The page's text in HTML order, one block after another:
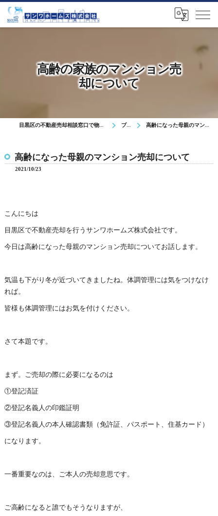
高齢の家族のマンション売
却について
目黒区の不動産売却相談窓口で物件査定や無料相談を対応 ブログ 高齢になった母親のマンション売却について
高齢になった母親のマンション売却について
2021/10/23
こんにちは
目黒区で不動産売却を行うサンワホームズ株式会社です。
今日は高齢になった母親のマンション売却についてお話します。
気温も下がり冬が近づいてきましたね。体調管理には気をつけなけ
れば。
皆様も体調管理にはお気を付けください。
さて本題です。
まず。ご売却の際に必要になるのは
①登記済証
②登記名義人の印鑑証明
③登記名義人の本人確認書類（免許証、パスポート、住基カード）
になります。
一番重要なのは、ご本人の売却意思です。
ご高齢になると誰でもそうなりますが、